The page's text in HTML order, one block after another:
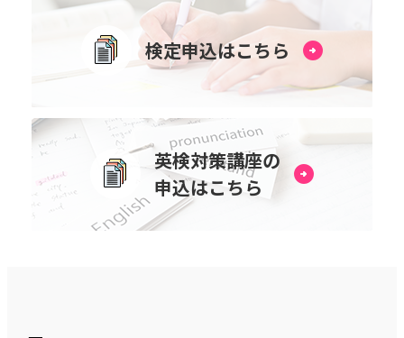
検定申込はこちら
英検対策講座の
申込はこちら